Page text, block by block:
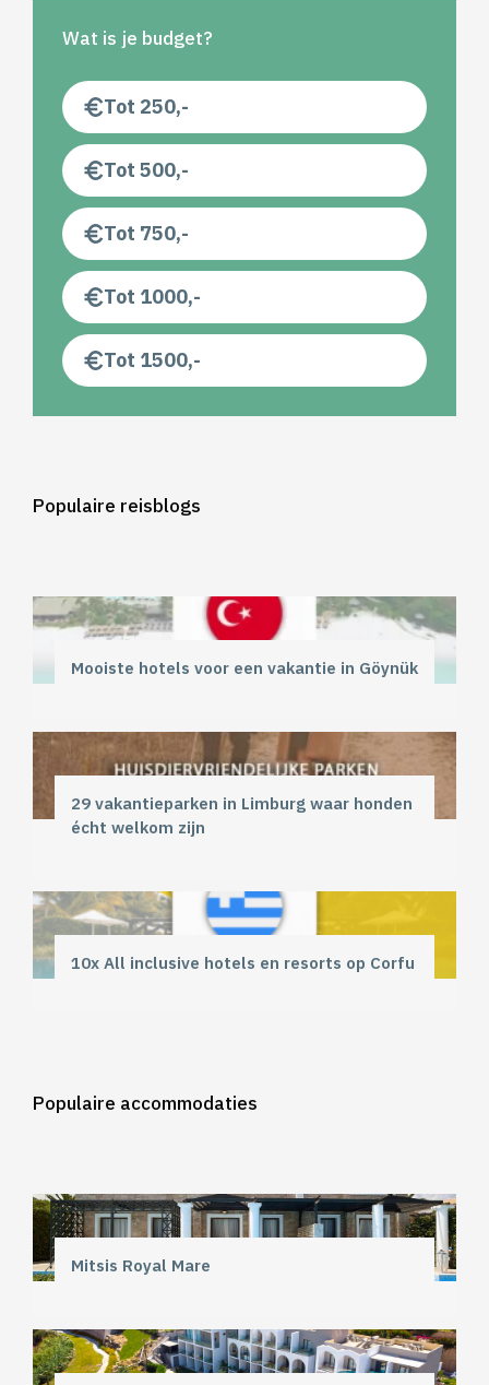
Wat is je budget?
Tot 250,-
Tot 500,-
Tot 750,-
Tot 1000,-
Tot 1500,-
Populaire reisblogs
Mooiste hotels voor een vakantie in Göynük
29 vakantieparken in Limburg waar honden
écht welkom zijn
10x All inclusive hotels en resorts op Corfu
Populaire accommodaties
Mitsis Royal Mare